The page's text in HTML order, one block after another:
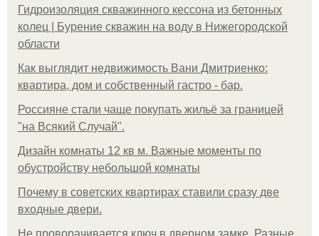
Гидроизоляция скважинного кессона из бетонных
колец | Бурение скважин на воду в Нижегородской
области
Как выглядит недвижимость Вани Дмитриенко:
квартира, дом и собственный гастро - бар.
Россияне стали чаще покупать жильё за границей
"на Всякий Случай".
Дизайн комнаты 12 кв м. Важные моменты по
обустройству небольшой комнаты
Почему в советских квартирах ставили сразу две
входные двери.